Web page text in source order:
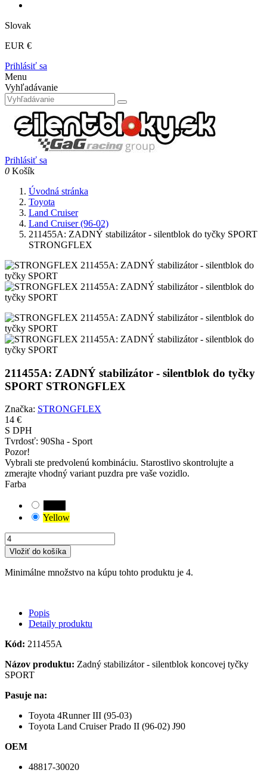
Slovak
EUR €
Prihlásiť sa
Menu
Vyhľadávanie
Prihlásiť sa
0 Košík
Úvodná stránka
Toyota
Land Cruiser
Land Cruiser (96-02)
211455A: ZADNÝ stabilizátor - silentblok do tyčky SPORT
STRONGFLEX
211455A: ZADNÝ stabilizátor - silentblok do tyčky
SPORT STRONGFLEX
Značka: STRONGFLEX
14 €
S DPH
Tvrdosť: 90Sha - Sport
Pozor!
Vybrali ste predvolenú kombináciu. Starostlivo skontrolujte a
zmerajte vhodný variant puzdra pre vaše vozidlo.
Farba
Yellow
Vložiť do košíka
Minimálne množstvo na kúpu tohto produktu je 4.
Popis
Detaily produktu
Kód: 211455A
Názov produktu: Zadný stabilizátor - silentblok koncovej tyčky
SPORT
Pasuje na:
Toyota 4Runner III (95-03)
Toyota Land Cruiser Prado II (96-02) J90
OEM
48817-30020